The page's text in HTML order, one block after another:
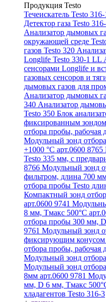
Продукция Testo
Течеискатель Testo 316-
Детектор газа Testo
Анализатор дымовых
окружающей среде
газов Testo 320
Longlife Testo 330-1 LL
сенсорами Longlife и
газовых сенсоров и
дымовых газов для
Анализатор дымовых
340 Анализатор
Testo 350 Блок
фиксированным
отбора пробы, рабочая
Модульный зонд
+1000 °С арт.0600 8765
Testo 335 мм, с
8766 Модульный зонд
фильтром, длина 700
отбора пробы Testo
Компактный зонд
арт.0600 9741
8 мм, Tмакс 500°С
отбора пробы 300 мм,
9761 Модульный зонд
фиксирующим конусом
отбора пробы, рабочая
Модульный зонд
Модульный зонд
8мм арт.0600 9781
мм, D 6 мм, Tмакс
хладагентов Testo 316-3